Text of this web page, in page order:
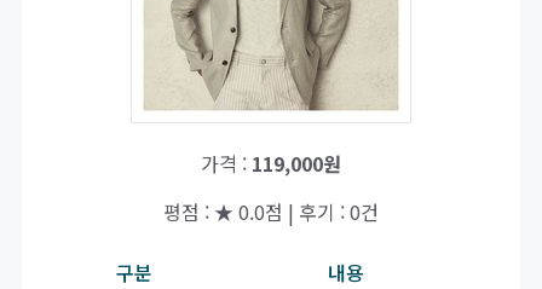
가격 : 119,000원
평점 : ★ 0.0점 | 후기 : 0건
구분
내용